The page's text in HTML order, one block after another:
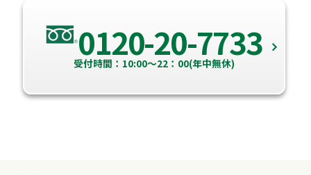
0120-20-7733
受付時間：10:00～22：00(年中無休)